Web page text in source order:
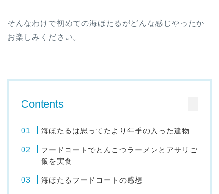
そんなわけで初めての海ほたるがどんな感じやったか
お楽しみください。
Contents
海ほたるは思ってたより年季の入った建物
フードコートでとんこつラーメンとアサリご
飯を実食
海ほたるフードコートの感想